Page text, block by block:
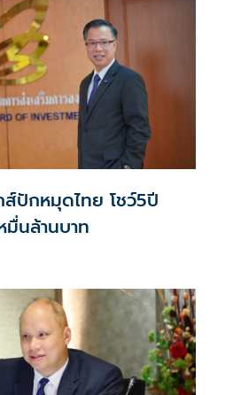
ปักหมุดไทย โชว์5ปี
นล้านบาท